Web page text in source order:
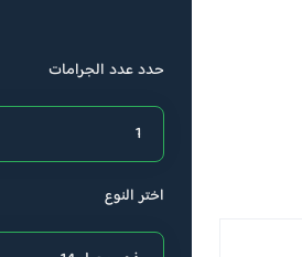
حدد عدد الجرامات
اختر النوع